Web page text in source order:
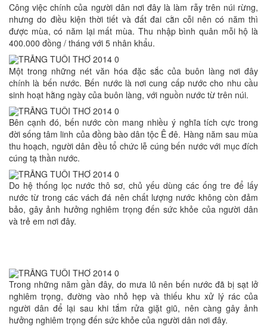
Công việc chính của người dân nơi đây là làm rẫy trên núi rừng,
nhưng do điều kiện thời tiết và đất đai cằn cỗi nên có năm thì
được mùa, có năm lại mất mùa. Thu nhập bình quân mỗi hộ là
400.000 đồng / tháng với 5 nhân khẩu.
Một trong những nét văn hóa đặc sắc của buôn làng nơi đây
chính là bến nước. Bến nước là nơi cung cấp nước cho nhu cầu
sinh hoạt hằng ngày của buôn làng, với nguồn nước từ trên núi.
Bên cạnh đó, bến nước còn mang nhiều ý nghĩa tích cực trong
đời sống tâm linh của đồng bào dân tộc Ê đê. Hàng năm sau mùa
thu hoạch, người dân đều tổ chức lễ cúng bến nước với mục đích
cúng tạ thần nước.
Do hệ thống lọc nước thô sơ, chủ yếu dùng các ống tre để lấy
nước từ trong các vách đá nên chất lượng nước không còn đảm
bảo, gây ảnh hưởng nghiêm trọng đến sức khỏe của người dân
và trẻ em nơi đây.
Trong những năm gần đây, do mưa lũ nên bến nước đã bị sạt lở
nghiêm trọng, đường vào nhỏ hẹp và thiếu khu xử lý rác của
người dân để lại sau khi tắm rửa giặt giũ, nên càng gây ảnh
hưởng nghiêm trọng đến sức khỏe của người dân nơi đây.